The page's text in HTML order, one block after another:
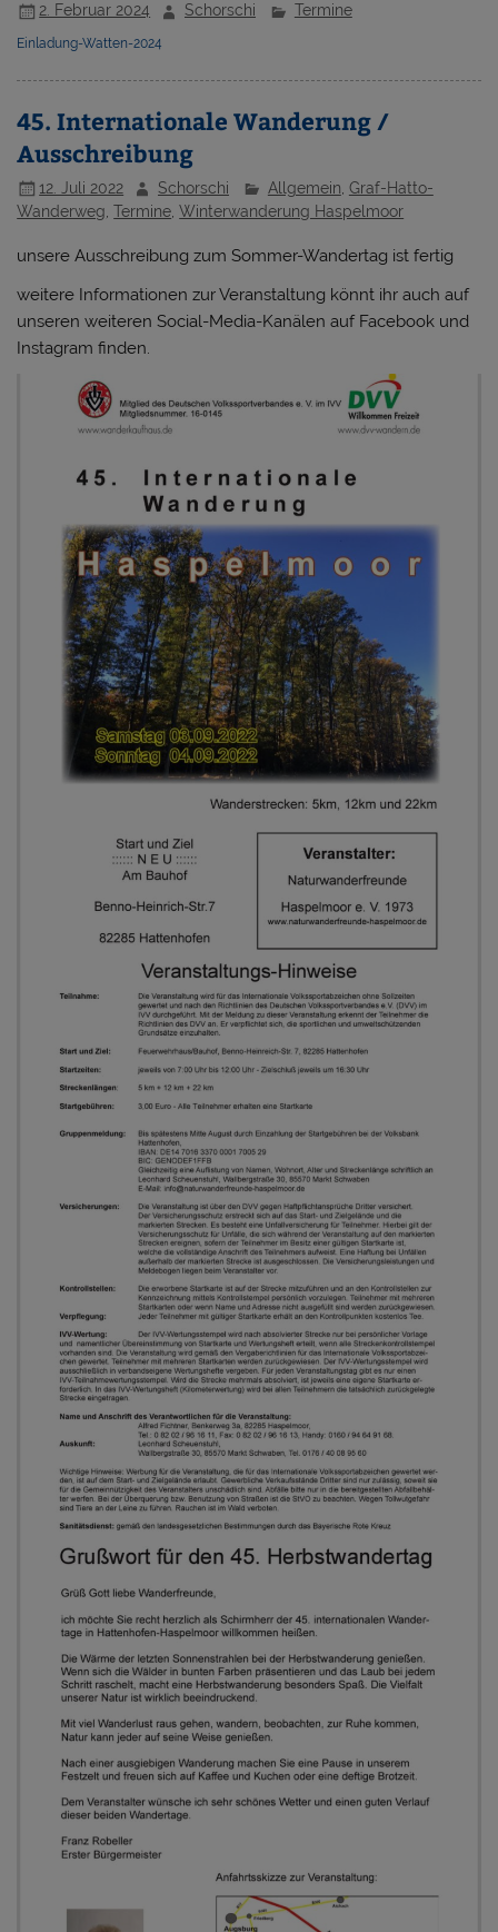
2. Februar 2024 Schorschi Termine
Einladung-Watten-2024
45. Internationale Wanderung /
Ausschreibung
12. Juli 2022 Schorschi Allgemein Graf-Hatto-
Wanderweg,Termine,Winterwanderung Haspelmoor
unsere Ausschreibung zum Sommer-Wandertag ist fertig
weitere Informationen zur Veranstaltung könnt ihr auch auf
unseren weiteren Social-Media-Kanälen auf Facebook und
Instagram finden.